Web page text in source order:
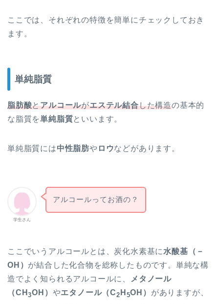
ここでは、それぞれの特徴を簡単にチェックしておき
ます。
単純脂質
脂肪酸とアルコールがエステル結合した構造の基本的
な脂質を単純脂質といいます。
単純脂質には中性脂肪や ロウなどがあります。
学生さん
アルコールってお酒の？
ここでいうアルコールとは、炭化水素基に 水酸基（－
OH） が結合した化合物を総称したものです。単純な構
造でよく知られるアルコールに、
メタノール
（CH3OH） やエタノール（C2 H 5OH） がありますが、